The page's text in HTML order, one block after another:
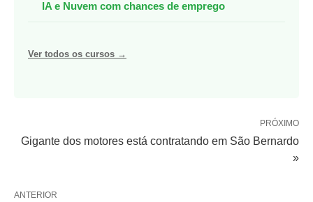
IA e Nuvem com chances de emprego
Ver todos os cursos →
PRÓXIMO
Gigante dos motores está contratando em São Bernardo
»
ANTERIOR